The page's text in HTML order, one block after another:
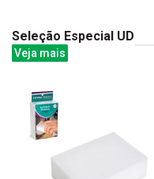
Seleção Especial UD
Veja mais